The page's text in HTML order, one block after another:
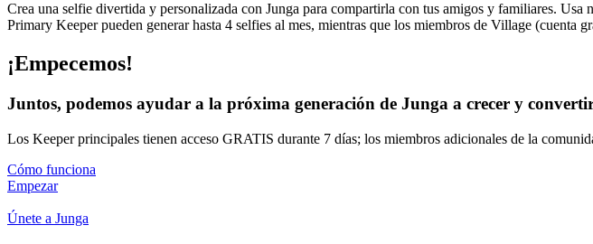
Crea una selfie divertida y personalizada con Junga para compartirla con tus amigos y familiares.
Primary Keeper pueden generar hasta 4 selfies al mes, mientras que los miembros de Village (cuenta
¡Empecemos!
Juntos, podemos ayudar a la próxima generación de Junga a crecer y
Los Keeper principales tienen acceso GRATIS durante 7 días; los miembros adicionales de la
Cómo funciona
Empezar
Únete a Junga